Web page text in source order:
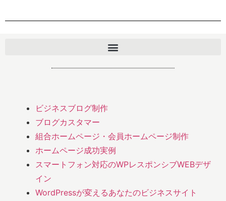
ビジネスブログ制作
ブログカスタマー
組合ホームページ・会員ホームページ制作
ホームページ成功実例
スマートフォン対応のWPレスポンシブWEBデザ
イン
WordPressが変えるあなたのビジネスサイト